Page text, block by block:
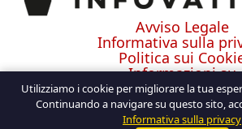
Avviso Legale
Informativa sulla
Politica sui
Informazioni su
Contatto
Utilizziamo i cookie per migliorare la tua
Continuando a navigare su questo sito,
Informativa sulla privacy